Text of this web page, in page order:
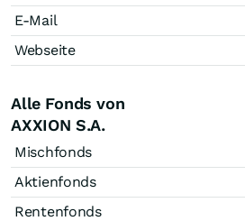
E-Mail
Webseite
Alle Fonds von
AXXION S.A.
Mischfonds
Aktienfonds
Rentenfonds